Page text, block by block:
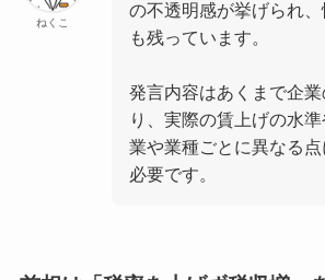
ねくこ
の不透明感が挙げられ
も残っています。
発言内容はあくまで企
り、実際の賃上げの水
業や業種ごとに異なる
必要です。